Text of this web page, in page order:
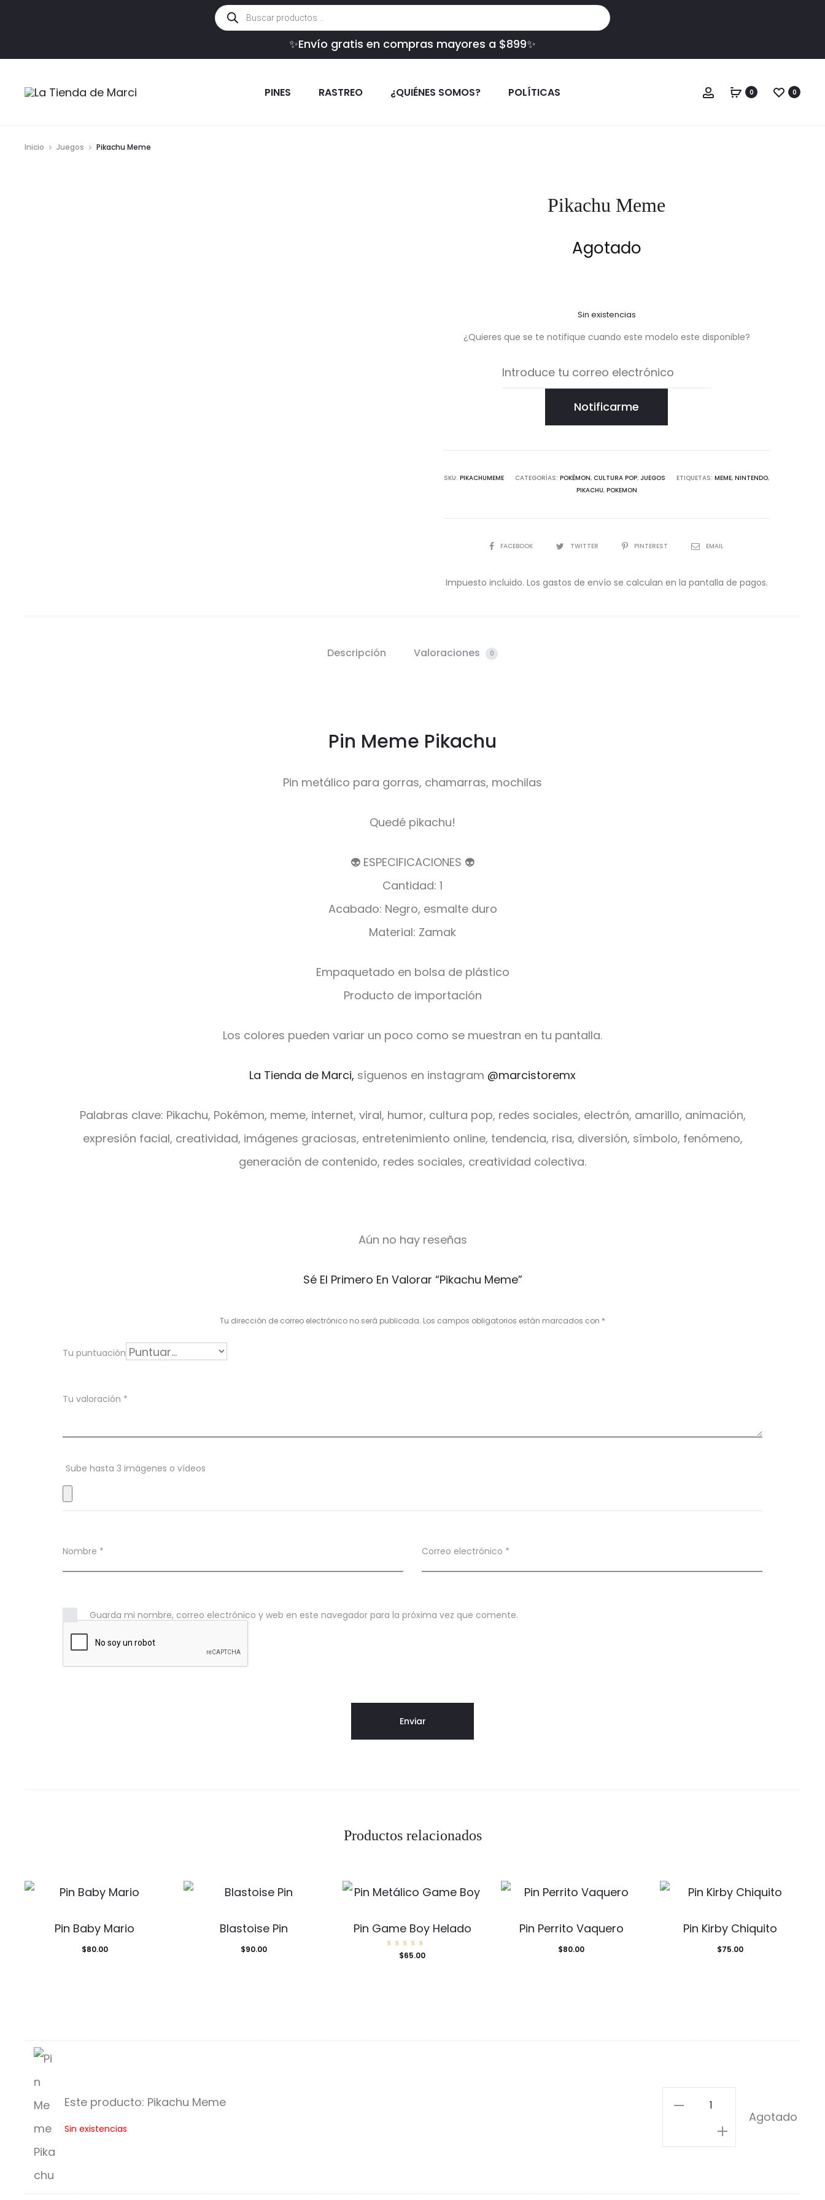
Búsqueda
de
productos
✨Envío gratis en compras mayores a $899✨
PINES RASTREO ¿QUIÉNES SOMOS? POLÍTICAS Cuenta
0 0
Inicio Juegos Pikachu Meme
Pikachu Meme
Agotado
Sin existencias
¿Quieres que se te notifique cuando este modelo este disponible?
Notificarme
SKU: PIKACHUMEME CATEGORÍAS: POKÉMON, CULTURA POP, JUEGOS ETIQUETAS: MEME, NINTENDO,
PIKACHU, POKEMON
COMPARTIR
FACEBOOK TWITTER PINTEREST EMAIL
Impuesto incluido. Los gastos de envío se calculan en la pantalla de pagos.
Descripción Valoraciones 0
Pin Meme Pikachu
Pin metálico para gorras, chamarras, mochilas
Quedé pikachu!
👽 ESPECIFICACIONES 👽
Cantidad: 1
Acabado: Negro, esmalte duro
Material: Zamak
Empaquetado en bolsa de plástico
Producto de importación
Los colores pueden variar un poco como se muestran en tu pantalla.
La Tienda de Marci, síguenos en instagram @marcistoremx
Palabras clave: Pikachu, Pokémon, meme, internet, viral, humor, cultura pop, redes sociales, electrón, amarillo, animación,
expresión facial, creatividad, imágenes graciosas, entretenimiento online, tendencia, risa, diversión, símbolo, fenómeno,
generación de contenido, redes sociales, creatividad colectiva.
r
c
n
e
Aún no hay reseñas
Sé El Primero En Valorar “Pikachu Meme”
Tu dirección de correo electrónico no será publicada. Los campos obligatorios están marcados con *
Tu puntuación
Tu valoración *
Sube hasta 3 imágenes o vídeos
Nombre * Correo electrónico *
Guarda mi nombre, correo electrónico y web en este navegador para la próxima vez que comente.
Productos relacionados
Pin Baby Mario
$80.00
Blastoise Pin
$90.00
Pin Game Boy Helado
Valorad
o con
$65.00
Pin Perrito Vaquero
$80.00
Pin Kirby Chiquito
$75.00
Este producto: Pikachu Meme
Sin existencias
Pikachu
cantidad
Agotado